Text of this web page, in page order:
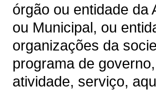
órgão ou entidade da
ou Municipal, ou
organizações da
programa de
atividade, serviço,